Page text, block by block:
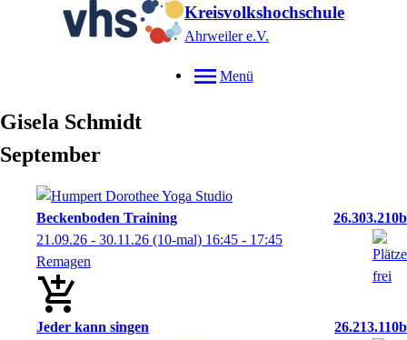
Kreisvolkshochschule
Ahrweiler e.V.
Menü
Gisela Schmidt
September
Beckenboden Training
26.303.210b
21.09.26 - 30.11.26 (10-mal) 16:45 - 17:45
Remagen
Jeder kann singen
26.213.110b